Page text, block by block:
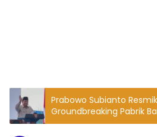
Prabowo Subianto
Groundbreaking Pabrik
Karawang